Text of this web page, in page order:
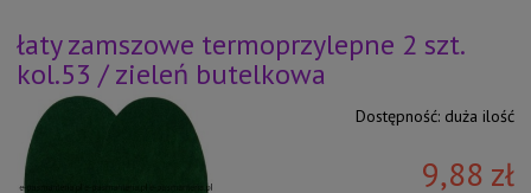
łaty zamszowe termoprzylepne 2 szt.
kol.53 / zieleń butelkowa
Dostępność: duża ilość
9,88 zł